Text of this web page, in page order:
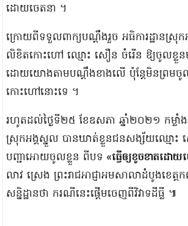
ដោយចេតនា ។
ក្រោយពីទទួលពាក្យបណ្តឹងរួច អធិការដ្ឋានស្រុ
លិខិតកោះហៅ ឈ្មោះ សឿន ចំរើន ឱ្យចូលខ្លួនម
ដោយយោងតាមបណ្តឹងខាងលើ​ ប៉ុន្តែមិនព្រមចូល
កោះហៅនោះទេ ។
រហូតដល់ថ្ងៃទី២៥ ខែឧសភា ឆ្នាំ២០២១ កម្លាំង
ស្រុកអង្គស្នួល បានឃាត់ខ្លួនជនសង្ស័យឈ្មោះ
បញ្ជាអោយចូលខ្លួន ពីបទ «ធ្វើឲ្យខូចខាតដោយ
លាវ ស្រេង ព្រះរាជអាជ្ញាអមសាលាដំបូងខេត្
សន្និដ្ឋានថា ករណីនេះផ្តើមចេញពីវិវាទដីធ្លី​ ៕